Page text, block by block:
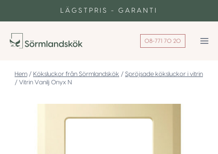
LÄGSTPRIS - GARANTI
08-771 70 20
/ Köksluckor från Sörmlandskök / Spröjsade köksluckor i vitrin
/ Vitrin Vanilj Onyx N